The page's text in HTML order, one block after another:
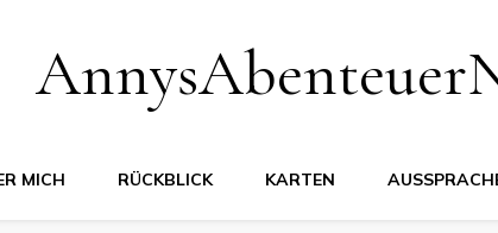
MICH RÜCKBLICK KARTEN